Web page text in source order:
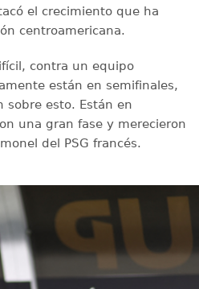
el crecimiento que ha
centroamericana.
contra un equipo
están en semifinales,
sobre esto. Están en
una gran fase y merecieron
del PSG francés.